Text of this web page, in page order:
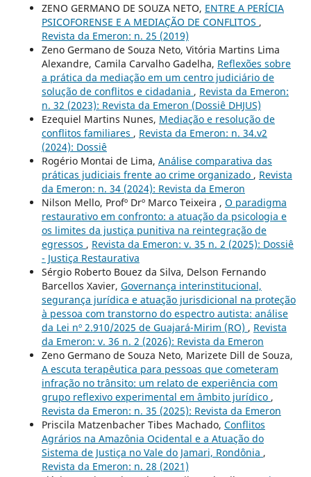
ZENO GERMANO DE SOUZA NETO, ENTRE A PERÍCIA
PSICOFORENSE E A MEDIAÇÃO DE CONFLITOS ,
Revista da Emeron: n. 25 (2019)
Zeno Germano de Souza Neto, Vitória Martins Lima
Alexandre, Camila Carvalho Gadelha, Reflexões sobre
a prática da mediação em um centro judiciário de
solução de conflitos e cidadania , Revista da Emeron:
n. 32 (2023): Revista da Emeron (Dossiê DHJUS)
Ezequiel Martins Nunes, Mediação e resolução de
conflitos familiares , Revista da Emeron: n. 34.v2
(2024): Dossiê
Rogério Montai de Lima, Análise comparativa das
práticas judiciais frente ao crime organizado , Revista
da Emeron: n. 34 (2024): Revista da Emeron
Nilson Mello, Profº Drº Marco Teixeira , O paradigma
restaurativo em confronto: a atuação da psicologia e
os limites da justiça punitiva na reintegração de
egressos , Revista da Emeron: v. 35 n. 2 (2025): Dossiê
- Justiça Restaurativa
Sérgio Roberto Bouez da Silva, Delson Fernando
Barcellos Xavier, Governança interinstitucional,
segurança jurídica e atuação jurisdicional na proteção
à pessoa com transtorno do espectro autista: análise
da Lei nº 2.910/2025 de Guajará-Mirim (RO) , Revista
da Emeron: v. 36 n. 2 (2026): Revista da Emeron
Zeno Germano de Souza Neto, Marizete Dill de Souza,
A escuta terapêutica para pessoas que cometeram
infração no trânsito: um relato de experiência com
grupo reflexivo experimental em âmbito jurídico ,
Revista da Emeron: n. 35 (2025): Revista da Emeron
Priscila Matzenbacher Tibes Machado, Conflitos
Agrários na Amazônia Ocidental e a Atuação do
Sistema de Justiça no Vale do Jamari, Rondônia ,
Revista da Emeron: n. 28 (2021)